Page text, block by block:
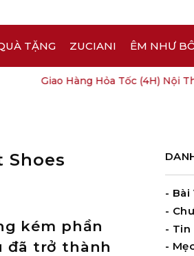
TẶNG ZUCIANI ÊM NHƯ
Giao Hàng Hỏa Tốc (4H) Nội
Shoes
kém phần
đã trở thành
- Bài
-
- Tin
-